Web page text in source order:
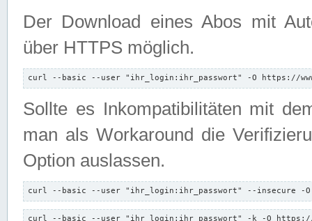
Der Download eines Abos mit
über HTTPS möglich.
curl --basic --user "ihr_login:ihr_passwort" -O https://
Sollte es Inkompatibilitäten mit
man als Workaround die
Option auslassen.
curl --basic --user "ihr_login:ihr_passwort" --insecure -
curl --basic --user "ihr_login:ihr_passwort" -k -O https://